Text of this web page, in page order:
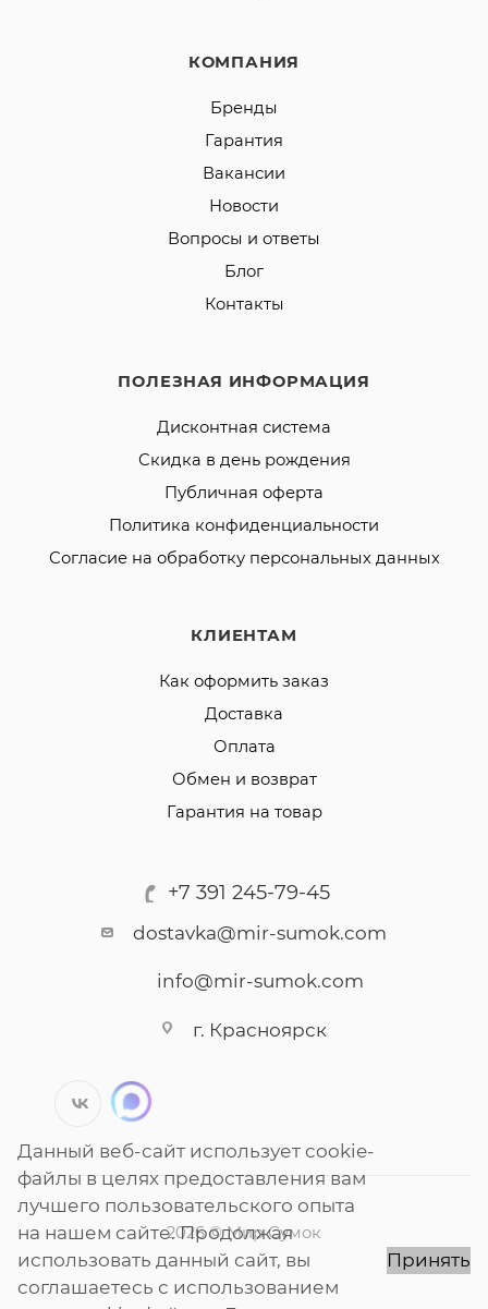
КОМПАНИЯ
Бренды
Гарантия
Вакансии
Новости
Вопросы и ответы
Блог
Контакты
ПОЛЕЗНАЯ ИНФОРМАЦИЯ
Дисконтная система
Скидка в день рождения
Публичная оферта
Политика конфиденциальности
Согласие на обработку персональных данных
КЛИЕНТАМ
Как оформить заказ
Доставка
Оплата
Обмен и возврат
Гарантия на товар
+7 391 245-79-45
dostavka@mir-sumok.com
info@mir-sumok.com
г. Красноярск
2026 © Мир Сумок
Данный веб-сайт использует cookie-
файлы в целях предоставления вам
лучшего пользовательского опыта
на нашем сайте. Продолжая
использовать данный сайт, вы
соглашаетесь с использованием
Принять